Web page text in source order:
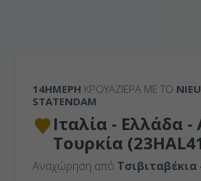
14ΉΜΕΡΗ ΚΡΟΥΑΖΙΕΡΑ ΜΕ ΤΟ
STATENDAM
Ιταλία - Ελλάδα -
Τουρκία
Αναχώρηση από